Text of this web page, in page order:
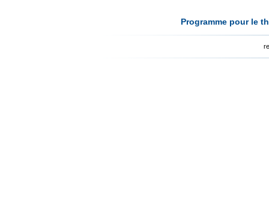
Programme pour le